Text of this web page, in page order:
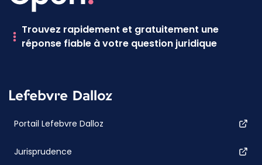
Trouvez rapidement et gratuitement une
réponse fiable à votre question juridique
Portail Lefebvre Dalloz
Jurisprudence